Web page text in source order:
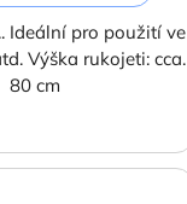
Ideální pro použití ve
Výška rukojeti: cca.
80 cm